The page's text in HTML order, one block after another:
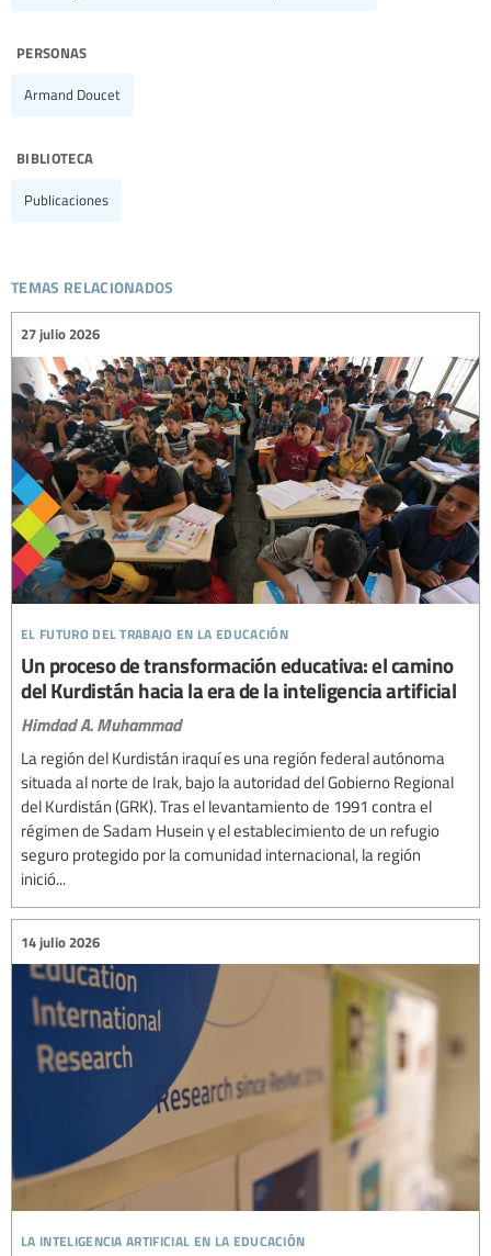
personas
Armand Doucet
biblioteca
Publicaciones
temas relacionados
el futuro del trabajo en la educación
27 julio 2026
Un proceso de transformación educativa: el camino
del Kurdistán hacia la era de la inteligencia artificial
Himdad A. Muhammad
La región del Kurdistán iraquí es una región federal autónoma
situada al norte de Irak, bajo la autoridad del Gobierno Regional
del Kurdistán (GRK). Tras el levantamiento de 1991 contra el
régimen de Sadam Husein y el establecimiento de un refugio
seguro protegido por la comunidad internacional, la región
inició...
la inteligencia artificial en la educación
14 julio 2026